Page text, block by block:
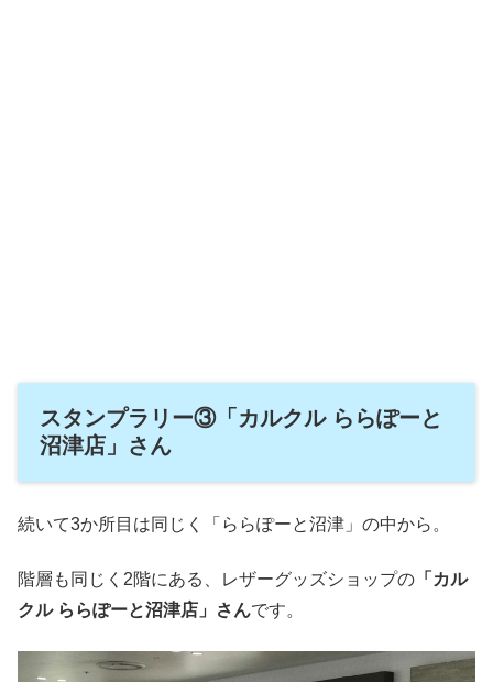
スタンプラリー③「カルクル ららぽーと
沼津店」さん
続いて3か所目は同じく「ららぽーと沼津」の中から。
階層も同じく2階にある、レザーグッズショップの 「カル
クル ららぽーと沼津店」さんです。